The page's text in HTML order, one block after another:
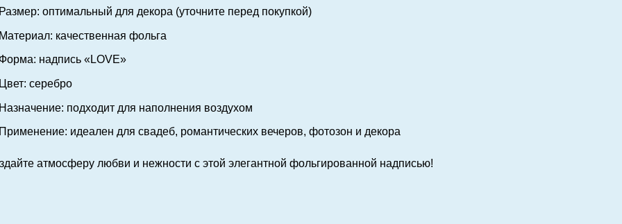
оптимальный для декора (уточните перед покупкой)
качественная фольга
надпись «LOVE»
серебро
подходит для наполнения воздухом
идеален для свадеб, романтических вечеров, фотозон и декора
атмосферу любви и нежности с этой элегантной фольгированной надписью!